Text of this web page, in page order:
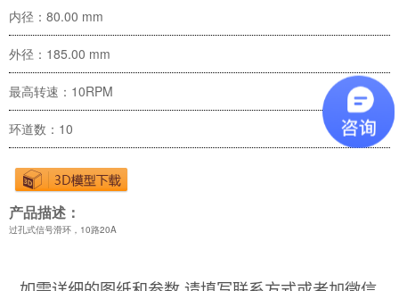
内径：80.00 mm
外径：185.00 mm
最高转速：10RPM
环道数：10
产品描述：
过孔式信号滑环，10路20A